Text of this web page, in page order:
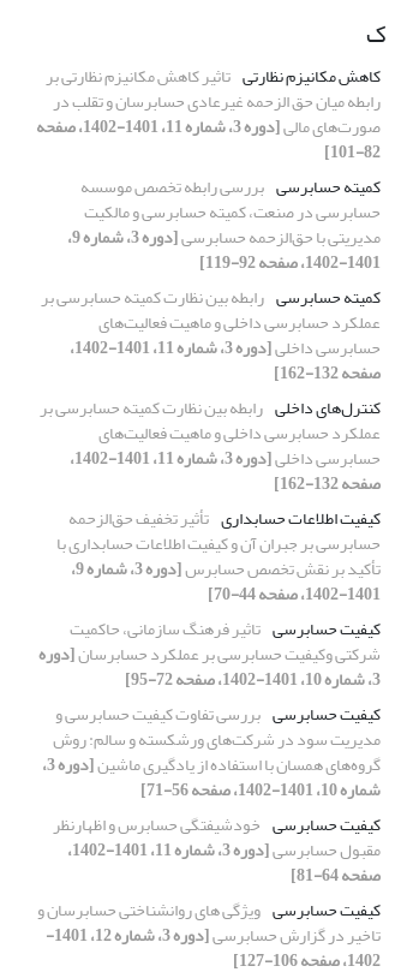
ک
کاهش مکانیزم نظارتی تاثیر کاهش مکانیزم نظارتی بر
رابطه میان حق الزحمه غیرعادی حسابرسان و تقلب در
صورت‌های مالی [دوره 3، شماره 11، 1401-1402، صفحه
82-101]
کمیته حسابرسی بررسی رابطه تخصص موسسه
حسابرسی در صنعت، کمیته حسابرسی و مالکیت
مدیریتی با حق‌الزحمه حسابرسی [دوره 3، شماره 9،
1401-1402، صفحه 92-119]
کمیته حسابرسی رابطه بین نظارت کمیته حسابرسی بر
عملکرد حسابرسی داخلی و ماهیت فعالیت‌های
حسابرسی داخلی [دوره 3، شماره 11، 1401-1402،
صفحه 132-162]
کنترل‌های داخلی رابطه بین نظارت کمیته حسابرسی بر
عملکرد حسابرسی داخلی و ماهیت فعالیت‌های
حسابرسی داخلی [دوره 3، شماره 11، 1401-1402،
صفحه 132-162]
کیفیت اطلاعات حسابداری تأثیر تخفیف حق‌الزحمه
حسابرسی بر جبران آن و کیفیت اطلاعات حسابداری با
تأکید بر نقش تخصص حسابرس [دوره 3، شماره 9،
1401-1402، صفحه 44-70]
کیفیت حسابرسی تاثیر فرهنگ سازمانی، حاکمیت
شرکتی وکیفیت حسابرسی بر عملکرد حسابرسان[دوره
3، شماره 10، 1401-1402، صفحه 72-95]
کیفیت حسابرسی بررسی تفاوت کیفیت حسابرسی و
مدیریت سود در شرکت‌های ورشکسته و سالم: روش
گروه‌های همسان با استفاده از یادگیری ماشین [دوره 3،
شماره 10، 1401-1402، صفحه 56-71]
کیفیت حسابرسی خودشیفتگی حسابرس و اظهارنظر
مقبول حسابرسی [دوره 3، شماره 11، 1401-1402،
صفحه 64-81]
کیفیت حسابرسی ویژگی های روانشناختی حسابرسان و
تاخیر در گزارش حسابرسی [دوره 3، شماره 12، 1401-
1402، صفحه 106-127]